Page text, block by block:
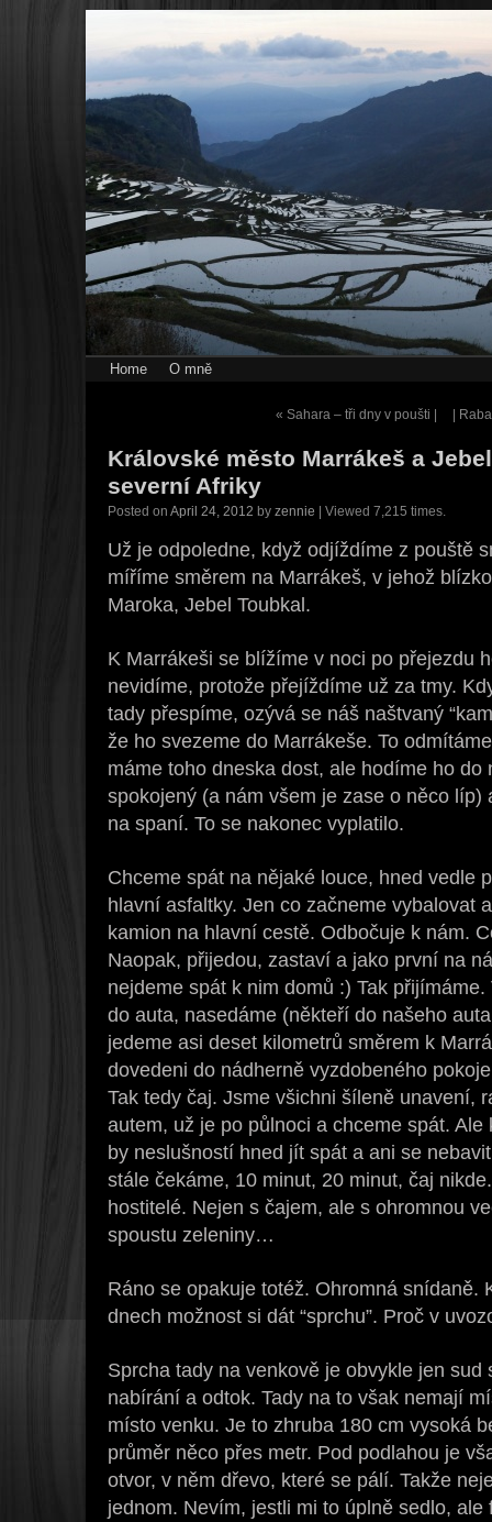
Home O mně
« Sahara – tři dny v poušti | |
Královské město Marrákeš a
severní Afriky
Posted on April 24, 2012 by zennie | Viewed 7,215 times.
Už je odpoledne, když odjíždíme z pouště
míříme směrem na Marrákeš, v jehož
Maroka, Jebel Toubkal.
K Marrákeši se blížíme v noci po přejezdu
nevidíme, protože přejíždíme už za tmy.
tady přespíme, ozývá se náš naštvaný
že ho svezeme do Marrákeše. To
máme toho dneska dost, ale hodíme ho
spokojený (a nám všem je zase o něco
na spaní. To se nakonec vyplatilo.
Chceme spát na nějaké louce, hned vedle
hlavní asfaltky. Jen co začneme vybalovat
kamion na hlavní cestě. Odbočuje k nám.
Naopak, přijedou, zastaví a jako první na
nejdeme spát k nim domů :) Tak
do auta, nasedáme (někteří do našeho
jedeme asi deset kilometrů směrem k
dovedeni do nádherně vyzdobeného
Tak tedy čaj. Jsme všichni šíleně unavení,
autem, už je po půlnoci a chceme spát.
by neslušností hned jít spát a ani se
stále čekáme, 10 minut, 20 minut, čaj
hostitelé. Nejen s čajem, ale s ohromnou
spoustu zeleniny…
Ráno se opakuje totéž. Ohromná snídaně.
dnech možnost si dát “sprchu”. Proč v
Sprcha tady na venkově je obvykle jen
nabírání a odtok. Tady na to však nemají
místo venku. Je to zhruba 180 cm vysoká
průměr něco přes metr. Pod podlahou je
otvor, v něm dřevo, které se pálí. Takže
jednom. Nevím, jestli mi to úplně sedlo,